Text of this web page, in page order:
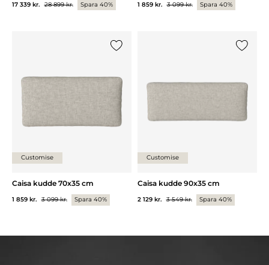
17 339 kr. 28 899 kr. Spara 40% 1 859 kr. 3 099 kr. Spara 40%
Customise
Caisa kudde 70x35 cm
1 859 kr. 3 099 kr. Spara 40%
Customise
Caisa kudde 90x35 cm
2 129 kr. 3 549 kr. Spara 40%